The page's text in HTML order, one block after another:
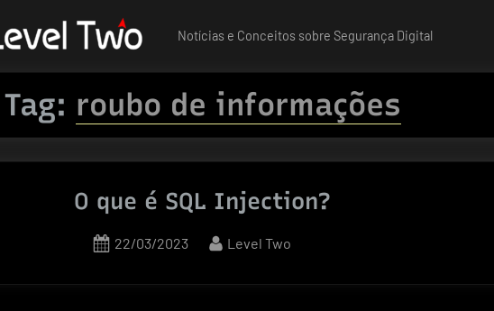
Notícias e Conceitos sobre Segurança Digital
Tag: roubo de informações
O que é SQL Injection?
Posted
22/03/2023 By
Level Two